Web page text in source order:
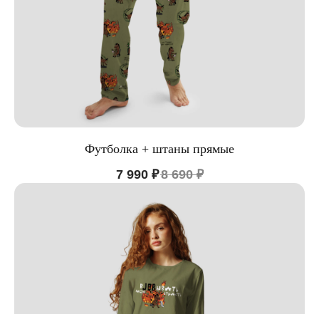
Футболка + штаны прямые
7 990 ₽8 690 ₽
ПО ВОПРОСАМ ЗАКАЗА ОБРАЩАЙТЕСЬ